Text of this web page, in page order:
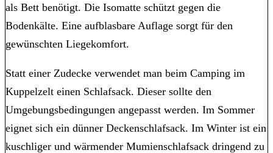
als Bett benötigt. Die Isomatte schützt gegen die
Bodenkälte. Eine aufblasbare Auflage sorgt für den
gewünschten Liegekomfort.
Statt einer Zudecke verwendet man beim Camping im
Kuppelzelt einen Schlafsack. Dieser sollte den
Umgebungsbedingungen angepasst werden. Im Sommer
eignet sich ein dünner Deckenschlafsack. Im Winter ist ein
kuschliger und wärmender Mumienschlafsack dringend zu